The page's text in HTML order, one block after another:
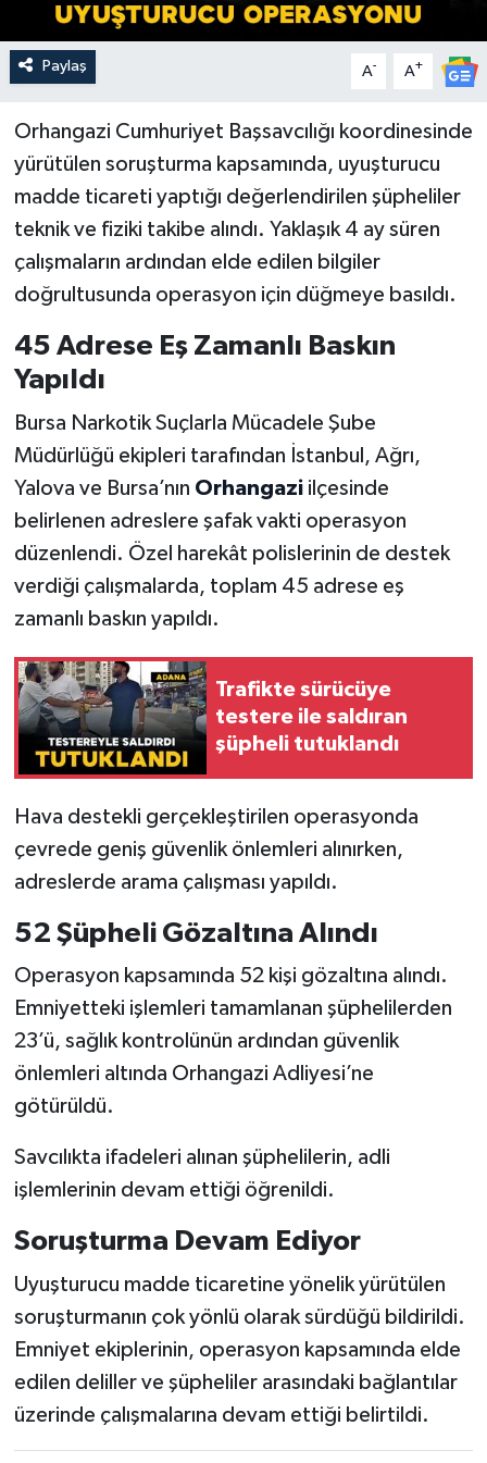
Paylaş A- A+
Orhangazi Cumhuriyet Başsavcılığı koordinesinde
yürütülen soruşturma kapsamında, uyuşturucu
madde ticareti yaptığı değerlendirilen şüpheliler
teknik ve fiziki takibe alındı. Yaklaşık 4 ay süren
çalışmaların ardından elde edilen bilgiler
doğrultusunda operasyon için düğmeye basıldı.
45 Adrese Eş Zamanlı Baskın
Yapıldı
Bursa Narkotik Suçlarla Mücadele Şube
Müdürlüğü ekipleri tarafından İstanbul, Ağrı,
Yalova ve Bursa’nın Orhangaziilçesinde
belirlenen adreslere şafak vakti operasyon
düzenlendi. Özel harekât polislerinin de destek
verdiği çalışmalarda, toplam 45 adrese eş
zamanlı baskın yapıldı.
Trafikte sürücüye
testere ile saldıran
şüpheli tutuklandı
Hava destekli gerçekleştirilen operasyonda
çevrede geniş güvenlik önlemleri alınırken,
adreslerde arama çalışması yapıldı.
52 Şüpheli Gözaltına Alındı
Operasyon kapsamında 52 kişi gözaltına alındı.
Emniyetteki işlemleri tamamlanan şüphelilerden
23’ü, sağlık kontrolünün ardından güvenlik
önlemleri altında Orhangazi Adliyesi’ne
götürüldü.
Savcılıkta ifadeleri alınan şüphelilerin, adli
işlemlerinin devam ettiği öğrenildi.
Soruşturma Devam Ediyor
Uyuşturucu madde ticaretine yönelik yürütülen
soruşturmanın çok yönlü olarak sürdüğü bildirildi.
Emniyet ekiplerinin, operasyon kapsamında elde
edilen deliller ve şüpheliler arasındaki bağlantılar
üzerinde çalışmalarına devam ettiği belirtildi.